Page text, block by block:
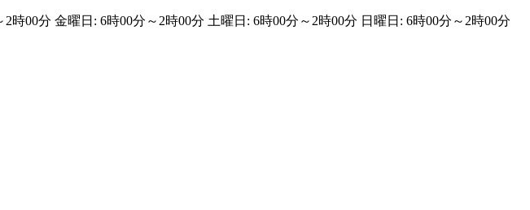
00分 金曜日: 6時00分～2時00分 土曜日: 6時00分～2時00分 日曜日: 6時00分～2時00分